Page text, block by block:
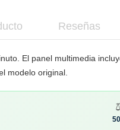
Reseñas
El panel multimedia
modelo original.